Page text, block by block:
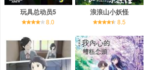
玩具总动员5
8.0
浪浪山小妖怪
8.5